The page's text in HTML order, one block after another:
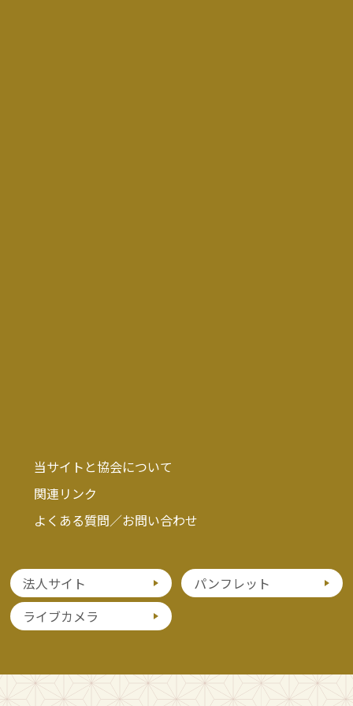
当サイトと協会について
関連リンク
よくある質問／お問い合わせ
法人サイト
パンフレット
ライブカメラ